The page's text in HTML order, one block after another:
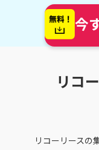
今
リコ
リコーリースの